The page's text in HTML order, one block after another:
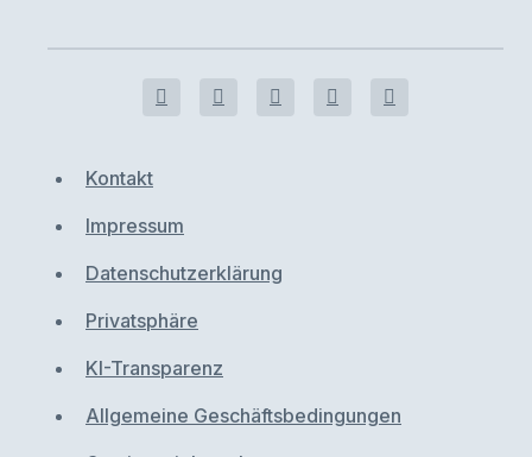
Kontakt
Impressum
Datenschutzerklärung
Privatsphäre
KI-Transparenz
Allgemeine Geschäftsbedingungen